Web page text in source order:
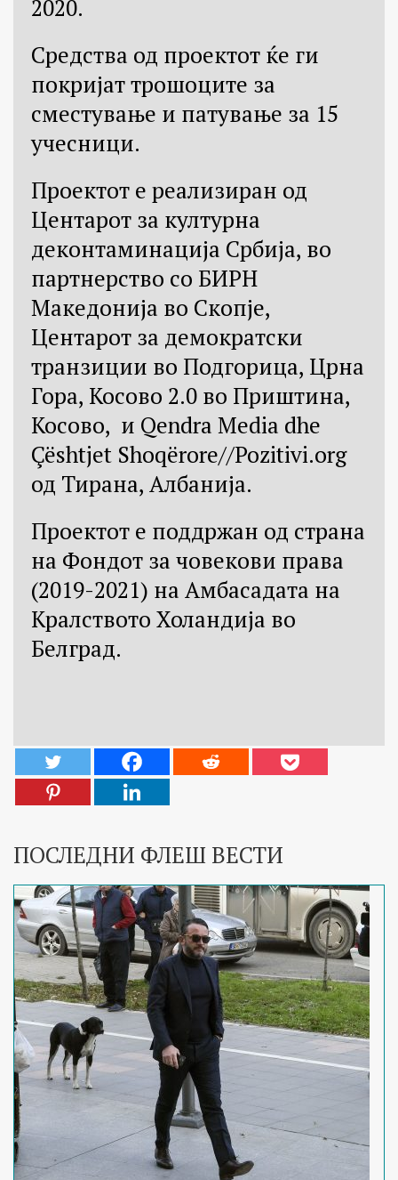
2020.
Средства од проектот ќе ги
покријат трошоците за
сместување и патување за 15
учесници.
Проектот е реализиран од
Центарот за културна
деконтаминација Србија, во
партнерство со БИРН
Македонија во Скопје,
Центарот за демократски
транзиции во Подгорица, Црна
Гора, Косово 2.0 во Приштина,
Косово, и Qendra Media dhe
Çështjet Shoqërore//Pozitivi.org
од Тирана, Албанија.
Проектот е поддржан од страна
на Фондот за човекови права
(2019-2021) на Амбасадата на
Кралството Холандија во
Белград.
ПОСЛЕДНИ ФЛЕШ ВЕСТИ